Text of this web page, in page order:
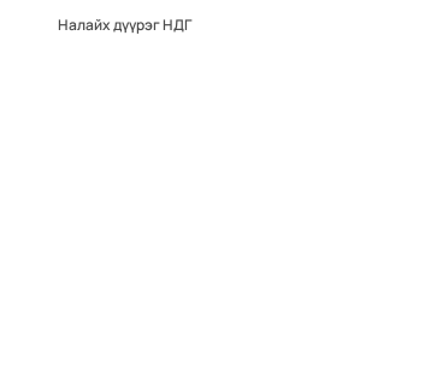
Налайх дүүрэг НДГ